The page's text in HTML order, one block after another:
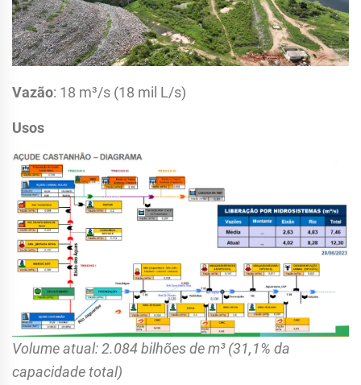
Vazão: 18 m³/s (18 mil L/s)
Usos
Volume atual: 2.084 bilhões de m³ (31,1% da
capacidade total)